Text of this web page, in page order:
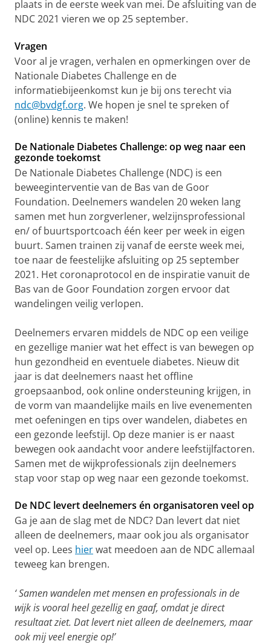
plaats in de eerste week van mei. De afsluiting van de
NDC 2021 vieren we op 25 september.
Vragen
Voor al je vragen, verhalen en opmerkingen over de
Nationale Diabetes Challenge en de
informatiebijeenkomst kun je bij ons terecht via
ndc@bvdgf.org. We hopen je snel te spreken of
(online) kennis te maken!
De Nationale Diabetes Challenge: op weg naar een
gezonde toekomst
De Nationale Diabetes Challenge (NDC) is een
beweeginterventie van de Bas van de Goor
Foundation. Deelnemers wandelen 20 weken lang
samen met hun zorgverlener, welzijnsprofessional
en/ of buurtsportcoach één keer per week in eigen
buurt. Samen trainen zij vanaf de eerste week mei,
toe naar de feestelijke afsluiting op 25 september
2021. Het coronaprotocol en de inspiratie vanuit de
Bas van de Goor Foundation zorgen ervoor dat
wandelingen veilig verlopen.
Deelnemers ervaren middels de NDC op een veilige
en gezellige manier wat het effect is van bewegen op
hun gezondheid en eventuele diabetes. Nieuw dit
jaar is dat deelnemers naast het offline
groepsaanbod, ook online ondersteuning krijgen, in
de vorm van maandelijke mails en live evenementen
met oefeningen en tips over wandelen, diabetes en
een gezonde leefstijl. Op deze manier is er naast
bewegen ook aandacht voor andere leefstijlfactoren.
Samen met de wijkprofessionals zijn deelnemers
stap voor stap op weg naar een gezonde toekomst.
De NDC levert deelnemers én organisatoren veel op
Ga je aan de slag met de NDC? Dan levert dat niet
alleen de deelnemers, maar ook jou als organisator
veel op. Lees hierwat meedoen aan de NDC allemaal
teweeg kan brengen.
‘Samen wandelen met mensen en professionals in de
wijk is vooral heel gezellig en gaaf, omdat je direct
resultaat ziet. Dat levert niet alleen de deelnemers, maar
ook mij veel energie op!’